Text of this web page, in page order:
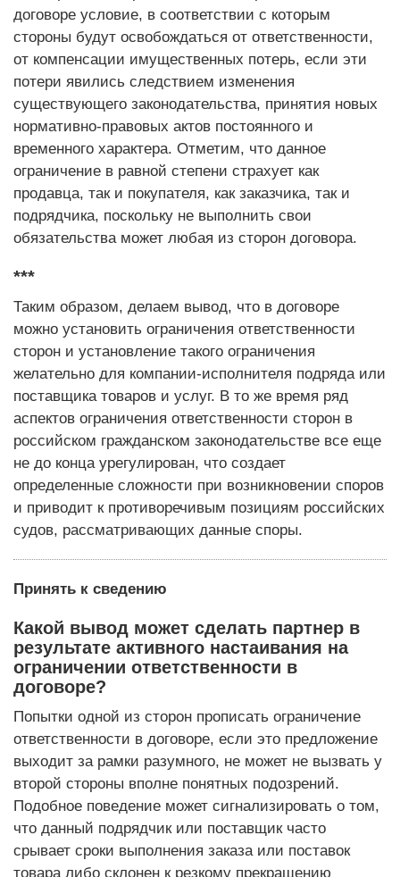
договоре условие, в соответствии с которым
стороны будут освобождаться от ответственности,
от компенсации имущественных потерь, если эти
потери явились следствием изменения
существующего законодательства, принятия новых
нормативно-правовых актов постоянного и
временного характера. Отметим, что данное
ограничение в равной степени страхует как
продавца, так и покупателя, как заказчика, так и
подрядчика, поскольку не выполнить свои
обязательства может любая из сторон договора.
***
Таким образом, делаем вывод, что в договоре
можно установить ограничения ответственности
сторон и установление такого ограничения
желательно для компании-исполнителя подряда или
поставщика товаров и услуг. В то же время ряд
аспектов ограничения ответственности сторон в
российском гражданском законодательстве все еще
не до конца урегулирован, что создает
определенные сложности при возникновении споров
и приводит к противоречивым позициям российских
судов, рассматривающих данные споры.
Принять к сведению
Какой вывод может сделать партнер в
результате активного настаивания на
ограничении ответственности в
договоре?
Попытки одной из сторон прописать ограничение
ответственности в договоре, если это предложение
выходит за рамки разумного, не может не вызвать у
второй стороны вполне понятных подозрений.
Подобное поведение может сигнализировать о том,
что данный подрядчик или поставщик часто
срывает сроки выполнения заказа или поставок
товара либо склонен к резкому прекращению